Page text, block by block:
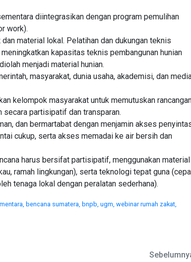
diintegrasikan dengan program pemulihan
work).
material lokal. Pelatihan dan dukungan teknis
kapasitas teknis pembangunan hunian
menjadi material hunian.
masyarakat, dunia usaha, akademisi, dan
kelompok masyarakat untuk memutuskan
secara partisipatif dan transparan.
dan bermartabat dengan menjamin akses
cukup, serta akses memadai ke air bersih dan
harus bersifat partisipatif, menggunakan material
ramah lingkungan), serta teknologi tepat guna
tenaga lokal dengan peralatan sederhana).
bencana sumatera, bnpb, ugm, webinar rumah zakat,